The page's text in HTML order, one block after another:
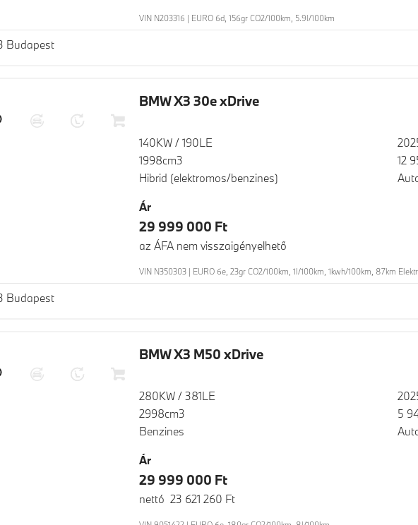
VIN N203316 | EURO 6d, 156gr CO2/100km, 5.9l/100km
Budapest
BMW X3 30e xDrive
140KW / 190LE
1998cm3
Hibrid (elektromos/benzines)
12
Ár
29 999 000 Ft
az ÁFA nem visszaigényelhető
VIN N350303 | EURO 6e, 23gr CO2/100km, 1l/100km, 1kwh/100km, 87km
Budapest
BMW X3 M50 xDrive
280KW / 381LE
2998cm3
Benzines
5
Ár
29 999 000 Ft
nettó 23 621 260 Ft